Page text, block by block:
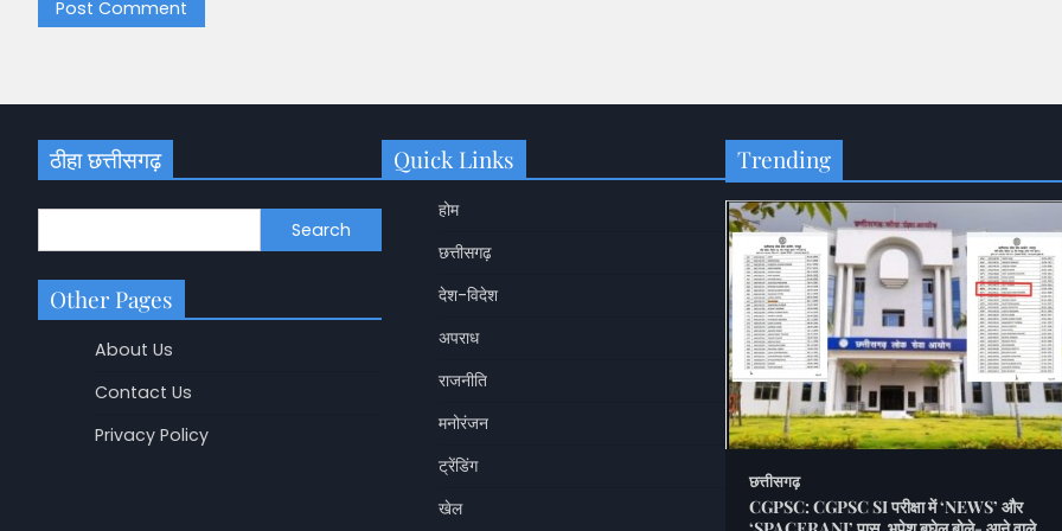
ठीहा छत्तीसगढ़
Search
Other Pages
About Us
Contact Us
Privacy Policy
Quick Links
होम
छत्तीसगढ़
देश-विदेश
अपराध
राजनीति
मनोरंजन
ट्रेंडिंग
खेल
Trending
छत्तीसगढ़
छत्तीसगढ़
CGPSC: CGPSC SI परीक्षा में ‘NEWS’ और